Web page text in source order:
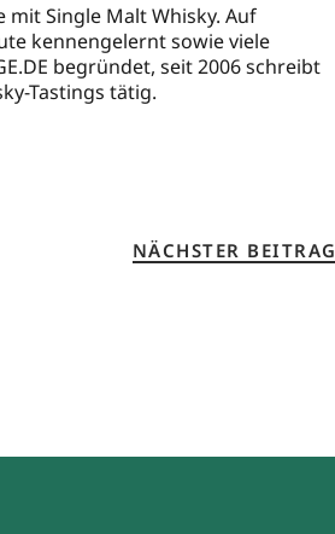
mit Single Malt Whisky. Auf
kennengelernt sowie viele
begründet, seit 2006 schreibt
Tastings tätig.
NÄCHSTER BEITRAG